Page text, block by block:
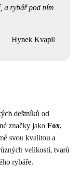
a rybář pod ním
Hynek Kvapil
deštníků od
značky jako Fox,
svou kvalitou a
velikostí, tvarů
rybáře.